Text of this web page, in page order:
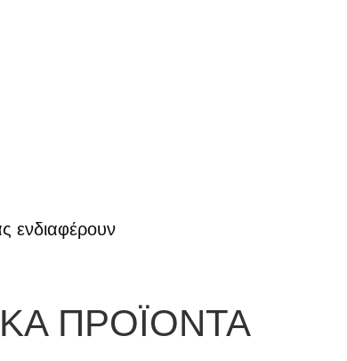
ενδιαφέρουν
ΠΡΟΪΌΝΤΑ